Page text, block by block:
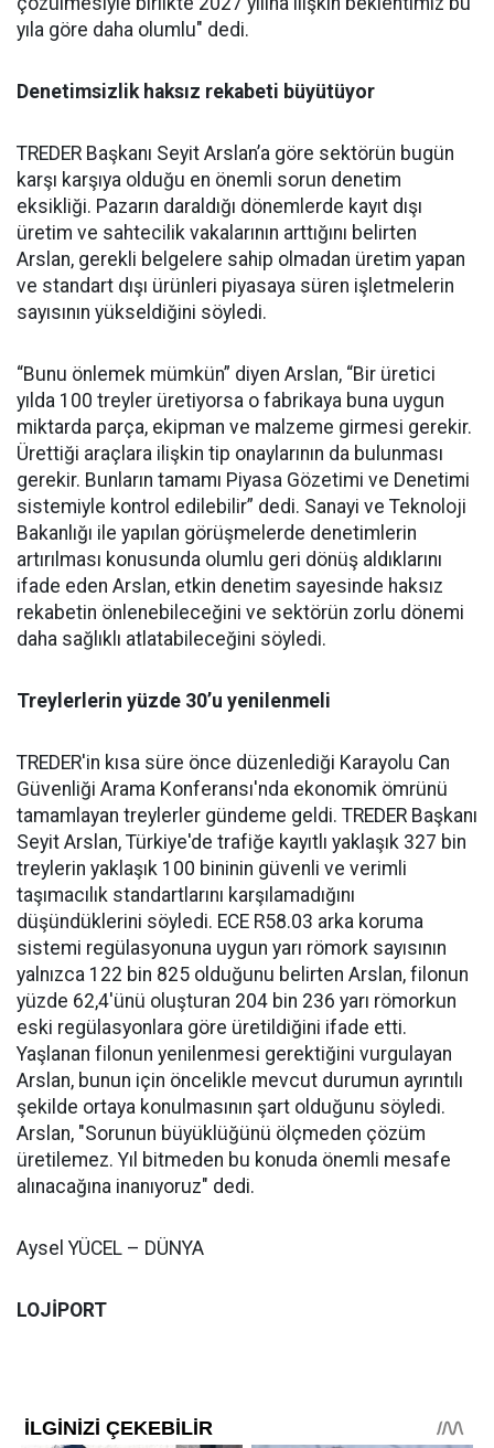
yıla göre daha olumlu" dedi.
Denetimsizlik haksız rekabeti büyütüyor
TREDER Başkanı Seyit Arslan’a göre sektörün bugün
karşı karşıya olduğu en önemli sorun denetim
eksikliği. Pazarın daraldığı dönemlerde kayıt dışı
üretim ve sahtecilik vakalarının arttığını belirten
Arslan, gerekli belgelere sahip olmadan üretim yapan
ve standart dışı ürünleri piyasaya süren işletmelerin
sayısının yükseldiğini söyledi.
“Bunu önlemek mümkün” diyen Arslan, “Bir üretici
yılda 100 treyler üretiyorsa o fabrikaya buna uygun
miktarda parça, ekipman ve malzeme girmesi gerekir.
Ürettiği araçlara ilişkin tip onaylarının da bulunması
gerekir. Bunların tamamı Piyasa Gözetimi ve Denetimi
sistemiyle kontrol edilebilir” dedi. Sanayi ve Teknoloji
Bakanlığı ile yapılan görüşmelerde denetimlerin
artırılması konusunda olumlu geri dönüş aldıklarını
ifade eden Arslan, etkin denetim sayesinde haksız
rekabetin önlenebileceğini ve sektörün zorlu dönemi
daha sağlıklı atlatabileceğini söyledi.
Treylerlerin yüzde 30’u yenilenmeli
TREDER'in kısa süre önce düzenlediği Karayolu Can
Güvenliği Arama Konferansı'nda ekonomik ömrünü
tamamlayan treylerler gündeme geldi. TREDER Başkanı
Seyit Arslan, Türkiye'de trafiğe kayıtlı yaklaşık 327 bin
treylerin yaklaşık 100 bininin güvenli ve verimli
taşımacılık standartlarını karşılamadığını
düşündüklerini söyledi. ECE R58.03 arka koruma
sistemi regülasyonuna uygun yarı römork sayısının
yalnızca 122 bin 825 olduğunu belirten Arslan, filonun
yüzde 62,4'ünü oluşturan 204 bin 236 yarı römorkun
eski regülasyonlara göre üretildiğini ifade etti.
Yaşlanan filonun yenilenmesi gerektiğini vurgulayan
Arslan, bunun için öncelikle mevcut durumun ayrıntılı
şekilde ortaya konulmasının şart olduğunu söyledi.
Arslan, "Sorunun büyüklüğünü ölçmeden çözüm
üretilemez. Yıl bitmeden bu konuda önemli mesafe
alınacağına inanıyoruz" dedi.
Aysel YÜCEL – DÜNYA
LOJİPORT